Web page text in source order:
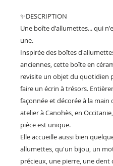
✨DESCRIPTION
Une boîte d'allumettes... qui
une.
Inspirée des boîtes
anciennes, cette boîte en
revisite un objet du quotidien
faire un écrin à trésors.
façonnée et décorée à la main
atelier à Canohès, en
pièce est unique.
Elle accueille aussi bien
allumettes, qu'un bijou, un
précieux, une pierre, une dent